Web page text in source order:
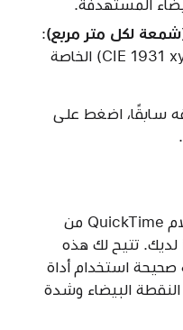
لكل متر مربع)
:
قيمة ص لشدة السطوع (CIE 1931 xyY) الخاصة
سابقًا، اضغط على
يمكنك استخدام أنماط اختبار أفلام QuickTime من
Apple لتقييم معايرة iPad Pro لديك. تتيح لك هذه
صحيحة استخدام أداة
النقطة البيضاء وشدة